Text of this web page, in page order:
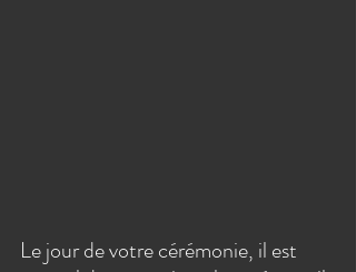
Le jour de votre cérémonie, il est